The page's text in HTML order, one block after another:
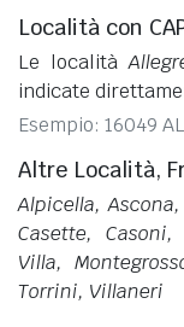
Località con
Le località
indicate
Esempio: 16049
Altre Località,
Alpicella,
Casette,
Villa,
Torrini, Villaneri